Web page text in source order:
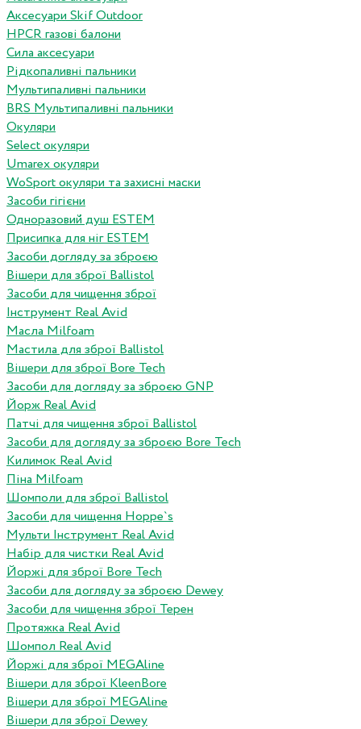
Аксесуари Skif Outdoor
HPCR газові балони
Сила аксесуари
Рідкопаливні пальники
Мультипаливні пальники
BRS Мультипаливні пальники
Окуляри
Select окуляри
Umarex окуляри
WoSport окуляри та захисні маски
Засоби гігієни
Одноразовий душ ESTEM
Присипка для ніг ESTEM
Засоби догляду за зброєю
Вішери для зброї Ballistol
Засоби для чищення зброї
Інструмент Real Avid
Масла Milfoam
Мастила для зброї Ballistol
Вішери для зброї Bore Tech
Засоби для догляду за зброєю GNP
Йорж Real Avid
Патчі для чищення зброї Ballistol
Засоби для догляду за зброєю Bore Tech
Килимок Real Avid
Піна Milfoam
Шомполи для зброї Ballistol
Засоби для чищення Hoppe`s
Мульти Інструмент Real Avid
Набір для чистки Real Avid
Йоржі для зброї Bore Tech
Засоби для догляду за зброєю Dewey
Засоби для чищення зброї Терен
Протяжка Real Avid
Шомпол Real Avid
Йоржі для зброї MEGAline
Вішери для зброї KleenBore
Вішери для зброї MEGAline
Вішери для зброї Dewey